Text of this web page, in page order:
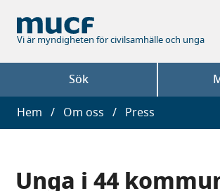
huvudinnehåll
Vi är myndigheten för civilsamhälle och unga
Sök
Länkstig
Hem Om oss Press
Unga i 44